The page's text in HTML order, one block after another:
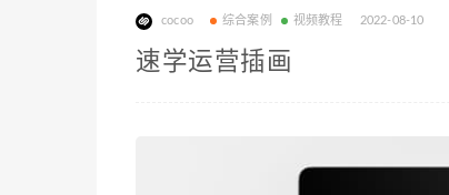
cocoo 综合案例 视频教程 2022-08-10
速学运营插画